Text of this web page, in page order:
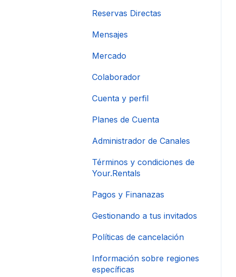
Reservas Directas
Mensajes
Mercado
Colaborador
Cuenta y perfil
Planes de Cuenta
Administrador de Canales
Términos y condiciones de
Your.Rentals
Pagos y Finanazas
Gestionando a tus invitados
Políticas de cancelación
Información sobre regiones
específicas